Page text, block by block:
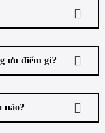
ưu điểm gì?
nào?